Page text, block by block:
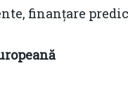
finanțare